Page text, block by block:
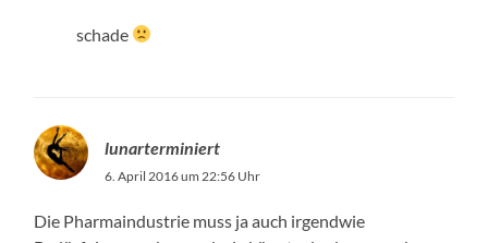
schade
lunarterminiert
6. April 2016 um 22:56 Uhr
Die Pharmaindustrie muss ja auch irgendwie